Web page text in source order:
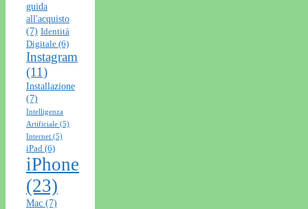
guida
all'acquisto
(7) Identità
Digitale (6)
Instagram
(11)
Installazione
(7)
Intelligenza
Artificiale (5)
Internet (5)
iPad (6)
iPhone
(23)
Mac (7)